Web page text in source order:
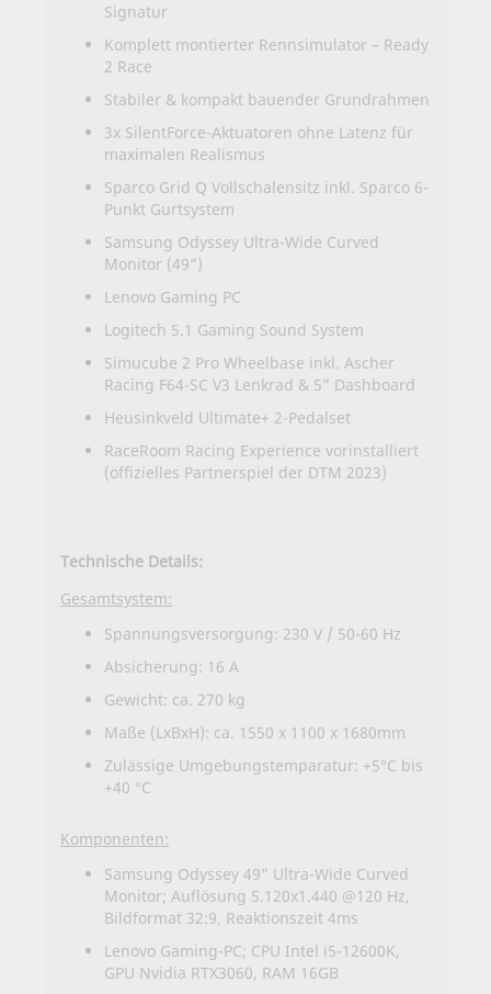
Signatur
Komplett montierter Rennsimulator – Ready
2 Race
Stabiler & kompakt bauender Grundrahmen
3x SilentForce-Aktuatoren ohne Latenz für
maximalen Realismus
Sparco Grid Q Vollschalensitz inkl. Sparco 6-
Punkt Gurtsystem
Samsung Odyssey Ultra-Wide Curved
Monitor (49”)
Lenovo Gaming PC
Logitech 5.1 Gaming Sound System
Simucube 2 Pro Wheelbase inkl. Ascher
Racing F64-SC V3 Lenkrad & 5” Dashboard
Heusinkveld Ultimate+ 2-Pedalset
RaceRoom Racing Experience vorinstalliert
(offizielles Partnerspiel der DTM 2023)
Technische Details:
Gesamtsystem:
Spannungsversorgung: 230 V / 50-60 Hz
Absicherung: 16 A
Gewicht: ca. 270 kg
Maße (LxBxH): ca. 1550 x 1100 x 1680mm
Zulässige Umgebungstemparatur: +5°C bis
+40 °C
Komponenten:
Samsung Odyssey 49" Ultra-Wide Curved
Monitor; Auflösung 5.120x1.440 @120 Hz,
Bildformat 32:9, Reaktionszeit 4ms
Lenovo Gaming-PC; CPU Intel i5-12600K,
GPU Nvidia RTX3060, RAM 16GB